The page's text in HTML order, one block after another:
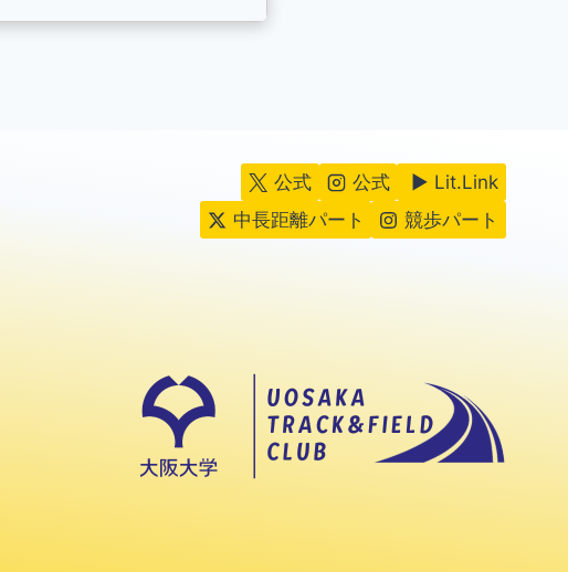
公式 公式
▶ Lit.Link
中長距離パート
競歩パート